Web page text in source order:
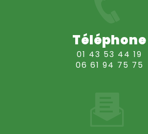
Téléphone
01 43 53 44 19
06 61 94 75 75